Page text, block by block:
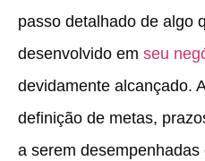
passo detalhado de algo
desenvolvido em seu
devidamente alcançado.
definição de metas,
a serem